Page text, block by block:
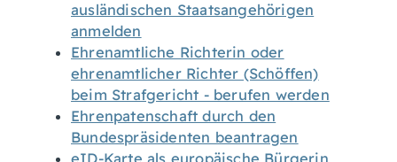
ausländischen Staatsangehörigen
anmelden
Ehrenamtliche Richterin oder
ehrenamtlicher Richter (Schöffen)
beim Strafgericht - berufen werden
Ehrenpatenschaft durch den
Bundespräsidenten beantragen